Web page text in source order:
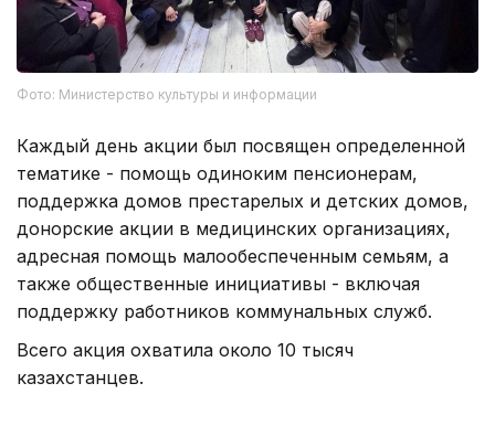
Фото: Министерство культуры и информации
Каждый день акции был посвящен определенной
тематике - помощь одиноким пенсионерам,
поддержка домов престарелых и детских домов,
донорские акции в медицинских организациях,
адресная помощь малообеспеченным семьям, а
также общественные инициативы - включая
поддержку работников коммунальных служб.
Всего акция охватила около 10 тысяч
казахстанцев.